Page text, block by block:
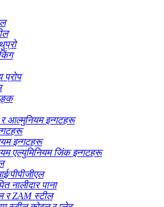
प्रोप
आल्मुनियम इन्गटहरू
इन्गटहरू
एल्युमिनियम जिंक इन्गटहरू
पीपीजीएल
नालीदार पाना
र ZAM स्टील